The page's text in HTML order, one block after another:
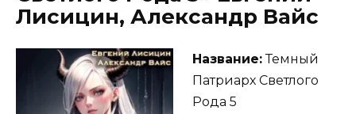
Лисицин, Александр Вайс
Название:Темный
Патриарх Светлого
Рода 5